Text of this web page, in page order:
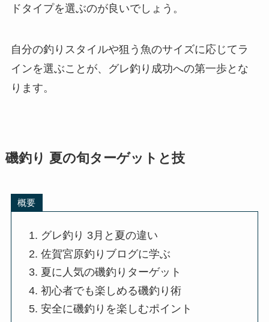
ドタイプを選ぶのが良いでしょう。
自分の釣りスタイルや狙う魚のサイズに応じてラ
インを選ぶことが、グレ釣り成功への第一歩とな
ります。
磯釣り 夏の旬ターゲットと技
概要
グレ釣り 3月と夏の違い
佐賀宮原釣りブログに学ぶ
夏に人気の磯釣りターゲット
初心者でも楽しめる磯釣り術
安全に磯釣りを楽しむポイント